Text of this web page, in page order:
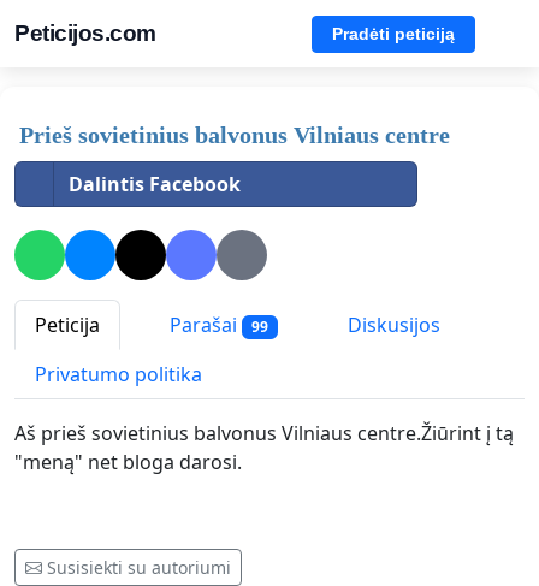
Peticijos.com Pradėti peticiją
Prieš sovietinius balvonus Vilniaus centre
Dalintis Facebook
Peticija Parašai 99
Diskusijos
Privatumo politika
Aš prieš sovietinius balvonus Vilniaus centre.Žiūrint į tą
"meną" net bloga darosi.
Susisiekti su autoriumi